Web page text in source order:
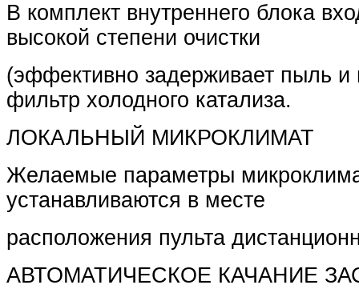
В комплект внутреннего блока
высокой степени очистки
(эффективно задерживает пыль и
фильтр холодного катализа.
ЛОКАЛЬНЫЙ МИКРОКЛИМАТ
Желаемые параметры
устанавливаются в месте
расположения пульта
АВТОМАТИЧЕСКОЕ КАЧАНИЕ